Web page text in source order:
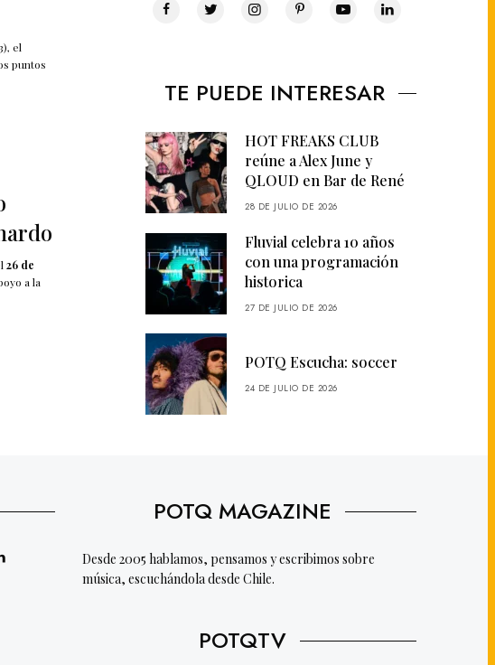
el
puntos
26 de
a la
TE PUEDE INTERESAR
HOT FREAKS CLUB
reúne a Alex June y
QLOUD en Bar de René
28 DE JULIO DE 2026
Fluvial celebra 10 años
con una programación
historica
27 DE JULIO DE 2026
POTQ Escucha: soccer
24 DE JULIO DE 2026
POTQ MAGAZINE
Desde 2005 hablamos, pensamos y escribimos sobre
música, escuchándola desde Chile.
POTQTV